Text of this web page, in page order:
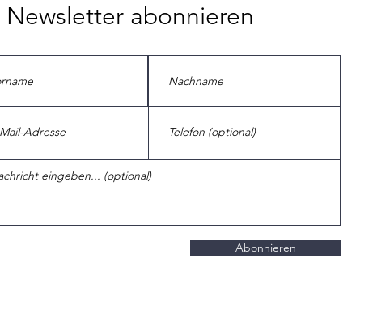
Newsletter abonnieren
Abonnieren